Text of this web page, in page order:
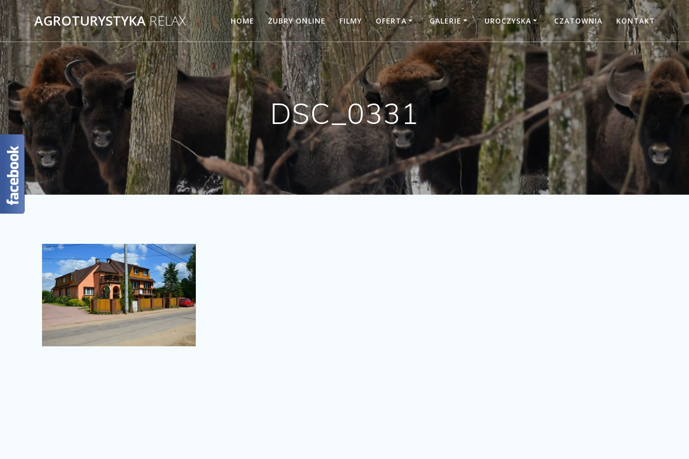
AGROTURYSTYKARELAX HOME ŻUBRY ONLINE FILMY OFERTA GALERIE UROCZYSKA CZATOWNIA KONTAKT
DSC_0331